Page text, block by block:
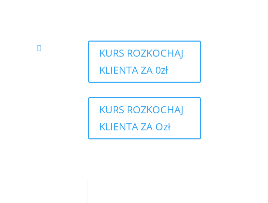
KURS ROZKOCHAJ
KLIENTA ZA 0zł
KURS ROZKOCHAJ
KLIENTA ZA Ozł